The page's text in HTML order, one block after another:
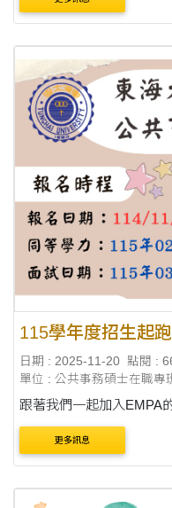
115學年度招生起
日期 : 2025-11-20 點閱 :
單位 : 公共事務碩士在職專
跟著我們一起加入EMPA
更多訊息